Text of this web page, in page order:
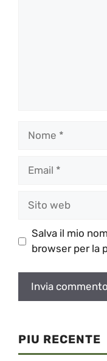
Salva il mio
browser per la
PIU RECENTE